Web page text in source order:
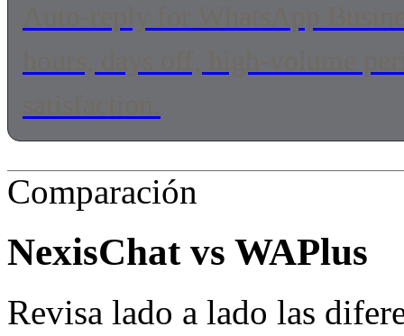
Comparación
NexisChat vs WAPlus
Revisa lado a lado las